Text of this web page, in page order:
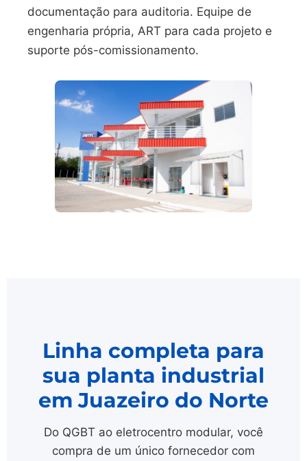
documentação para auditoria. Equipe de
engenharia própria, ART para cada projeto e
suporte pós-comissionamento.
Linha completa para
sua planta industrial
em Juazeiro do Norte
Do QGBT ao eletrocentro modular, você
compra de um único fornecedor com